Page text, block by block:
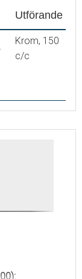
och BPA-fri
Eco-stop
Utförande
Krom, 150
c/c